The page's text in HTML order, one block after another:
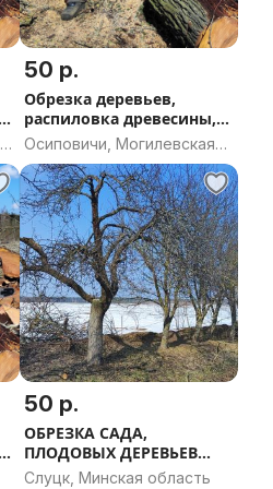
50 р.
Обрезка деревьев,
распиловка древесины,
стрижка туй и
кустарников, Осиповичи
Осиповичи, Могилевская
область
50 р.
ОБРЕЗКА САДА,
ПЛОДОВЫХ ДЕРЕВЬЕВ
СЛУЦК СОЛИГОРСК
Слуцк, Минская область